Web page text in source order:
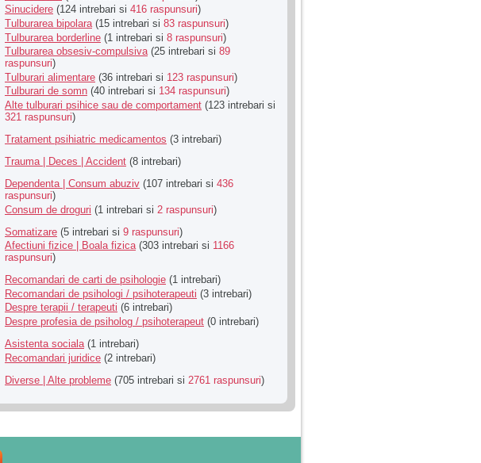
Sinucidere (124 intrebari si 416 raspunsuri)
Tulburarea bipolara(15 intrebari si 83 raspunsuri)
Tulburarea borderline (1 intrebari si 8 raspunsuri)
Tulburarea obsesiv-compulsiva(25 intrebari si 89
raspunsuri)
Tulburari alimentare (36 intrebari si 123 raspunsuri)
Tulburari de somn (40 intrebari si 134 raspunsuri)
Alte tulburari psihice sau de comportament (123 intrebari si
321 raspunsuri)
Tratament psihiatric medicamentos (3 intrebari)
Trauma | Deces | Accident (8 intrebari)
Dependenta | Consum abuziv (107 intrebari si 436
raspunsuri)
Consum de droguri (1 intrebari si 2 raspunsuri)
Somatizare (5 intrebari si 9 raspunsuri)
Afectiuni fizice | Boala fizica(303 intrebari si 1166
raspunsuri)
Recomandari de carti de psihologie (1 intrebari)
Recomandari de psihologi / psihoterapeuti (3 intrebari)
Despre terapii / terapeuti (6 intrebari)
Despre profesia de psiholog / psihoterapeut (0 intrebari)
Asistenta sociala (1 intrebari)
Recomandari juridice (2 intrebari)
Diverse | Alte probleme (705 intrebari si 2761 raspunsuri)